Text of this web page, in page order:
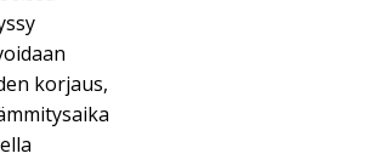
korjaus,